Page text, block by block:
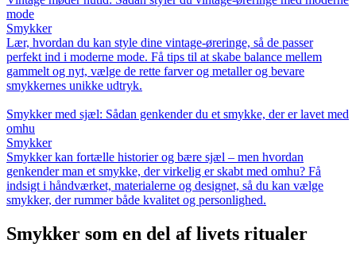
mode
Smykker
Lær, hvordan du kan style dine vintage-øreringe, så de passer
perfekt ind i moderne mode. Få tips til at skabe balance mellem
gammelt og nyt, vælge de rette farver og metaller og bevare
smykkernes unikke udtryk.
Smykker med sjæl: Sådan genkender du et smykke, der er lavet med
omhu
Smykker
Smykker kan fortælle historier og bære sjæl – men hvordan
genkender man et smykke, der virkelig er skabt med omhu? Få
indsigt i håndværket, materialerne og designet, så du kan vælge
smykker, der rummer både kvalitet og personlighed.
Smykker som en del af livets ritualer